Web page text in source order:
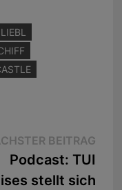
BEITRAG
Podcast: TUI
stellt sich